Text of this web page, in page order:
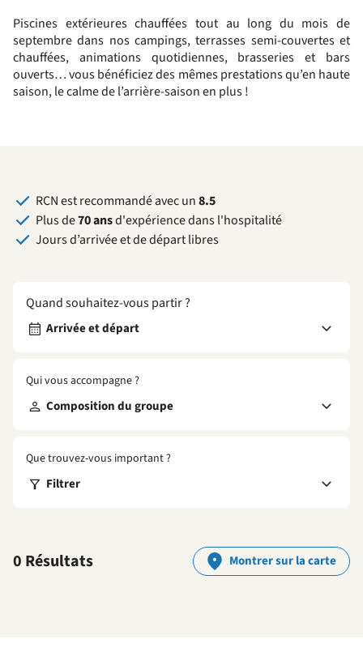
Piscines extérieures chauffées tout au long du mois de
septembre dans nos campings, terrasses semi-couvertes et
chauffées, animations quotidiennes, brasseries et bars
ouverts… vous bénéficiez des mêmes prestations qu’en haute
saison, le calme de l’arrière-saison en plus !
RCN est recommandé avec un8.5
Plus de70 ansd'expérience dans l'hospitalité
Jours d’arrivée et de départ libres
Quand souhaitez-vous partir ?
Arrivée et départ
Qui vous accompagne ?
Composition du groupe
Que trouvez-vous important ?
Filtrer
0 Résultats Montrer sur la carte